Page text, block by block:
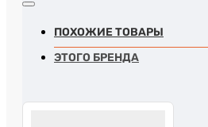
ПОХОЖИЕ ТОВАРЫ
ЭТОГО БРЕНДА